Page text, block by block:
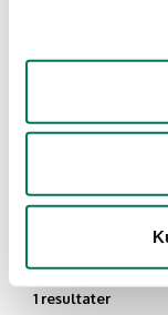
1 resultater
År